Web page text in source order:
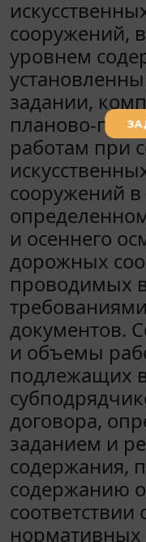
сооружений,
уровнем
задании,
планово-
работам при
сооружений
и осеннего
дорожных
проводимых в
документов.
и объемы
подлежащих
договора,
заданием и
содержания,
содержанию
нормативных